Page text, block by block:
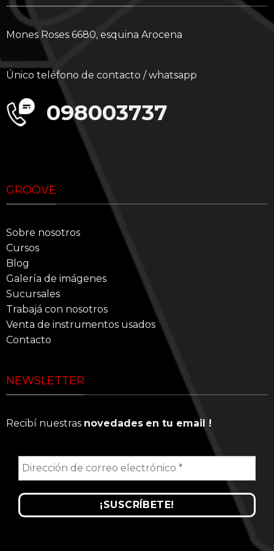
Mones Roses 6680, esquina Arocena
Único teléfono de contacto / whatsapp
098003737
GROOVE
Sobre nosotros
Cursos
Blog
Galería de imágenes
Sucursales
Trabajá con nosotros
Venta de instrumentos usados
Contacto
NEWSLETTER
Recibí nuestras novedades en tu email !
Dirección
de
electrónico
*